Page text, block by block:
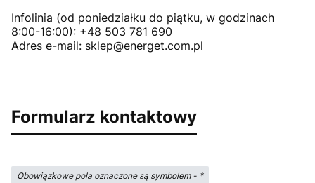
Infolinia (od poniedziałku do piątku, w godzinach
8:00-16:00): +48 503 781 690
Adres e-mail: sklep@energet.com.pl
Formularz kontaktowy
Obowiązkowe pola oznaczone są symbolem - *